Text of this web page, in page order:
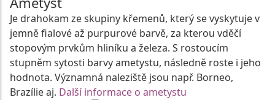
Je drahokam ze skupiny křemenů, který se vyskytuje v
jemně fialové až purpurové barvě, za kterou vděčí
stopovým prvkům hliníku a železa. S rostoucím
stupněm sytosti barvy ametystu, následně roste i jeho
hodnota. Významná naleziště jsou např. Borneo,
Brazílie aj. Další informace o ametystu